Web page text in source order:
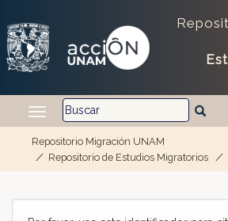
Repositorio Migración UNAM
Repositorio de Estudios Migratorios